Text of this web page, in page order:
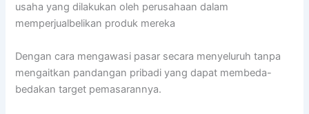
usaha yang dilakukan oleh perusahaan dalam
memperjualbelikan produk mereka
Dengan cara mengawasi pasar secara menyeluruh tanpa
mengaitkan pandangan pribadi yang dapat membeda-
bedakan target pemasarannya.